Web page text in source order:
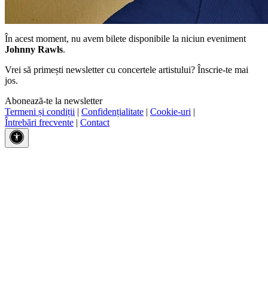
În acest moment, nu avem bilete disponibile la niciun eveniment
Johnny Rawls.
Vrei să primești newsletter cu concertele artistului? Înscrie-te mai
jos.
Abonează-te la newsletter
Termeni și condiții | Confidențialitate | Cookie-uri |
Întrebări frecvente | Contact